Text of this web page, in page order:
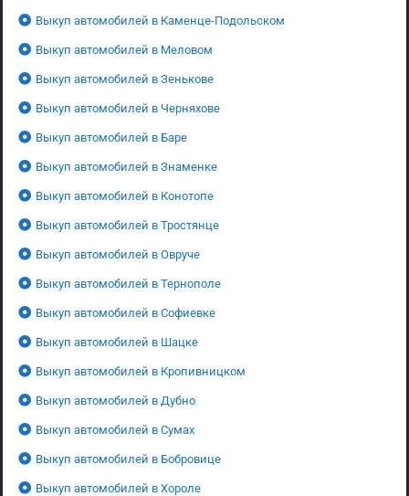
Выкуп автомобилей в Каменце-Подольском
Выкуп автомобилей в Меловом
Выкуп автомобилей в Зенькове
Выкуп автомобилей в Черняхове
Выкуп автомобилей в Баре
Выкуп автомобилей в Знаменке
Выкуп автомобилей в Конотопе
Выкуп автомобилей в Тростянце
Выкуп автомобилей в Овруче
Выкуп автомобилей в Тернополе
Выкуп автомобилей в Софиевке
Выкуп автомобилей в Шацке
Выкуп автомобилей в Кропивницком
Выкуп автомобилей в Дубно
Выкуп автомобилей в Сумах
Выкуп автомобилей в Бобровице
Выкуп автомобилей в Хороле